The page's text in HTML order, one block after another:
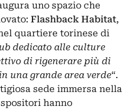
uno spazio che
Flashback Habitat,
quartiere torinese di
dedicato alle culture
di rigenerare più di
una grande area verde“.
sede immersa nella
hanno